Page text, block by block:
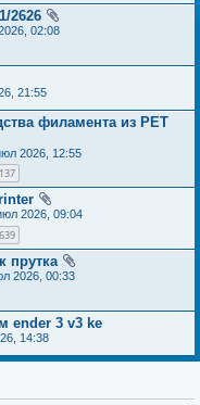
2626
02:08
21:55
филамента из PET
2026, 12:55
137
2026, 09:04
639
прутка
2026, 00:33
ender 3 v3 ke
14:38